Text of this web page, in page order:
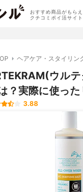
おすすめ商品がもらえ
クチコミポイ活サイト
ヘアケア・スタイリン
ウル
？実際に使っ
3.88